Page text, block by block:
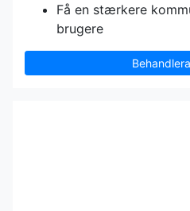
Få en stærkere
brugere